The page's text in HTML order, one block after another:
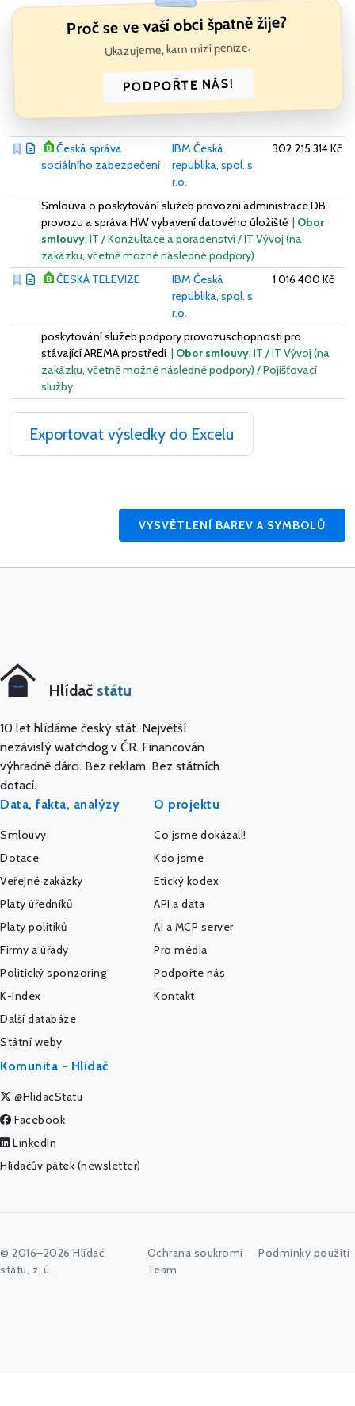
Proč se ve vaší obci špatně žije?
Ukazujeme, kam mizí peníze.
PODPOŘTE NÁS!
Česká správa
sociálního zabezpečení
IBM Česká
republika, spol. s
r.o.
302 215 314 Kč
Smlouva o poskytování služeb provozní administrace DB
provozu a správa HW vybavení datového úložiště | Obor
smlouvy: IT / Konzultace a poradenství / IT Vývoj (na
zakázku, včetně možné následné podpory)
ČESKÁ TELEVIZE
IBM Česká
republika, spol. s
r.o.
1 016 400 Kč
poskytování služeb podpory provozuschopnosti pro
stávající AREMA prostředí | Obor smlouvy: IT / IT Vývoj (na
zakázku, včetně možné následné podpory) / Pojišťovací
služby
Exportovat výsledky do Excelu
VYSVĚTLENÍ BAREV A SYMBOLŮ
Hlídač státu
10 let hlídáme český stát. Největší
nezávislý watchdog v ČR. Financován
výhradně dárci. Bez reklam. Bez státních
dotací.
Data, fakta, analýzy
Smlouvy
Dotace
Veřejné zakázky
Platy úředníků
Platy politiků
Firmy a úřady
Politický sponzoring
K-Index
Další databáze
Státní weby
O projektu
Co jsme dokázali!
Kdo jsme
Etický kodex
API a data
AI a MCP server
Pro média
Podpořte nás
Kontakt
Komunita - Hlídač
@HlidacStatu
Facebook
LinkedIn
Hlídačův pátek (newsletter)
© 2016–2026 Hlídač
státu, z. ú.
Ochrana soukromí
Podmínky použití
Team